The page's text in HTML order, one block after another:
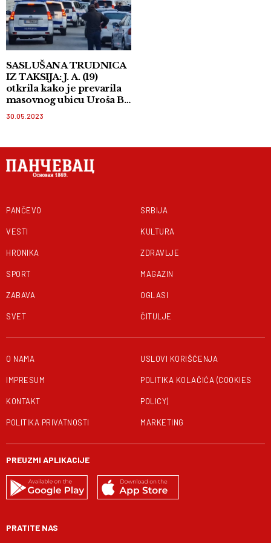
SASLUŠANA TRUDNICA
IZ TAKSIJA: J. A. (19)
otkrila kako je prevarila
masovnog ubicu Uroša B.
i spasila sebe sigurne
smrti!
30.05.2023
PANČEVO
VESTI
HRONIKA
SPORT
ZABAVA
SVET
SRBIJA
KULTURA
ZDRAVLJE
MAGAZIN
OGLASI
ČITULJE
O NAMA
IMPRESUM
KONTAKT
POLITIKA PRIVATNOSTI
USLOVI KORIŠĆENJA
POLITIKA KOLAČIĆA (COOKIES
POLICY)
MARKETING
PREUZMI APLIKACIJE
PRATITE NAS